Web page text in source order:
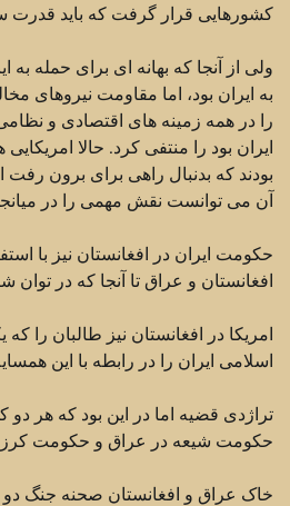
کشورهایی قرار گرفت که باید قدرت سیاسی اش کاهش پیدا می
ولی از آنجا که بهانه ای برای حمله
به ایران بود، اما مقاومت نیروهای
را در همه زمینه های اقتصادی و
ایران بود را منتفی کرد. حالا
بودند که بدنبال راهی برای برون
آن می توانست نقش مهمی را در
حکومت ایران در افغانستان نیز با
افغانستان و عراق تا آنجا که در
امریکا در افغانستان نیز طالبان
اسلامی ایران را در رابطه با این
تراژدی قضیه اما در این بود که هر
حکومت شیعه در عراق و حکومت کرزای
خاک عراق و افغانستان صحنه جنگ